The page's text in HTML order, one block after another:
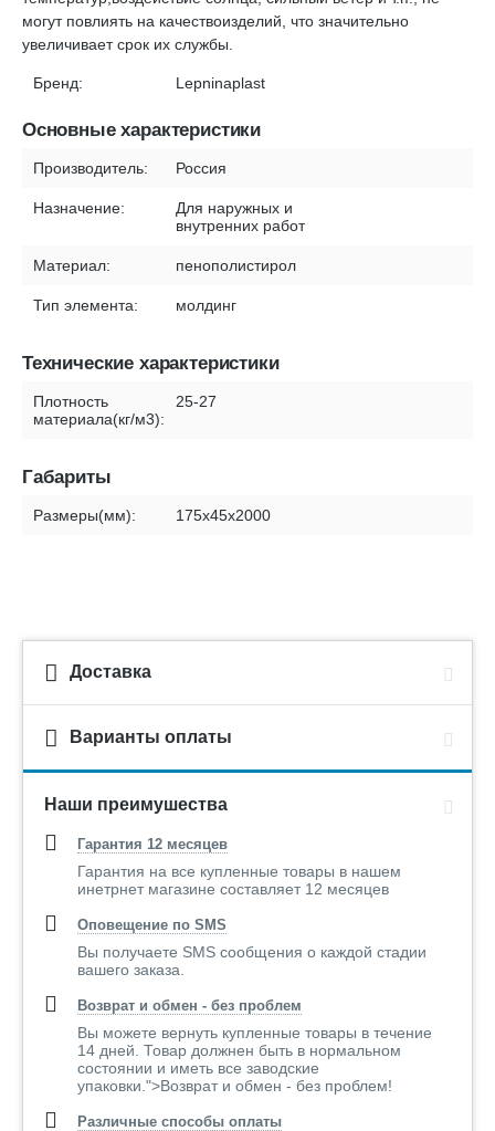
могут повлиять на качествоизделий, что значительно
увеличивает срок их службы.
Бренд: Lepninaplast
Основные характеристики
Производитель: Россия
Назначение:
Для наружных и
внутренних работ
Материал: пенополистирол
Тип элемента: молдинг
Технические характеристики
Плотность
материала(кг/м3):
25-27
Габариты
Размеры(мм): 175х45х2000
Доставка
Варианты оплаты
Наши преимушества
Гарантия 12 месяцев
Гарантия на все купленные товары в нашем
инетрнет магазине составляет 12 месяцев
Оповещение по SMS
Вы получаете SMS сообщения о каждой стадии
вашего заказа.
Возврат и обмен - без проблем
Вы можете вернуть купленные товары в течение
14 дней. Товар должнен быть в нормальном
состоянии и иметь все заводские
упаковки.">Возврат и обмен - без проблем!
Различные способы оплаты